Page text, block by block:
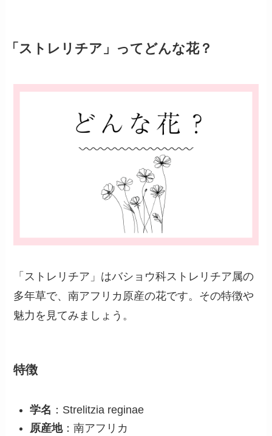
「ストレリチア」ってどんな花？
「ストレリチア」はバショウ科ストレリチア属の
多年草で、南アフリカ原産の花です。その特徴や
魅力を見てみましょう。
特徴
学名 ：Strelitzia reginae
原産地：南アフリカ